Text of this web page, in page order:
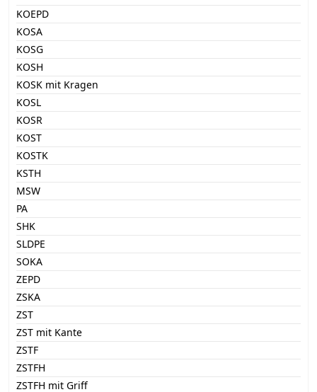
KOEPD
KOSA
KOSG
KOSH
KOSK mit Kragen
KOSL
KOSR
KOST
KOSTK
KSTH
MSW
PA
SHK
SLDPE
SOKA
ZEPD
ZSKA
ZST
ZST mit Kante
ZSTF
ZSTFH
ZSTFH mit Griff